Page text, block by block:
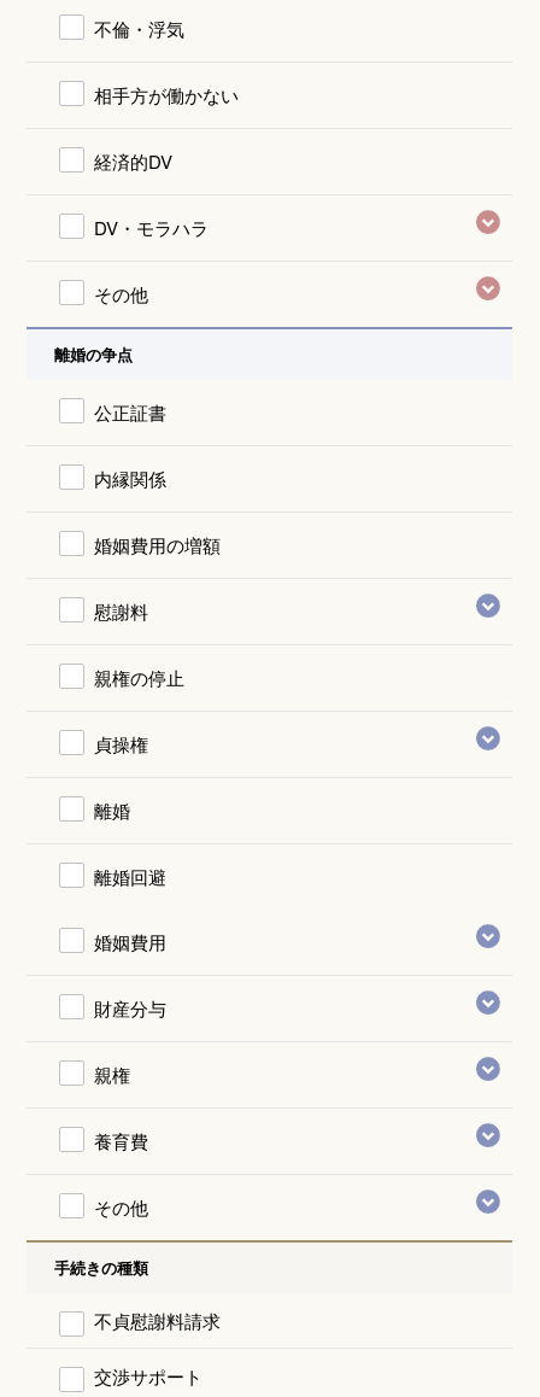
不倫・浮気
相手方が働かない
経済的DV
DV・モラハラ
その他
離婚の争点
公正証書
内縁関係
婚姻費用の増額
慰謝料
親権の停止
貞操権
離婚
離婚回避
婚姻費用
財産分与
親権
養育費
その他
手続きの種類
不貞慰謝料請求
交渉サポート